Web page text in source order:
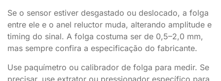
Se o sensor estiver desgastado ou deslocado, a folga
entre ele e o anel reluctor muda, alterando amplitude e
timing do sinal. A folga costuma ser de 0,5–2,0 mm,
mas sempre confira a especificação do fabricante.
Use paquímetro ou calibrador de folga para medir. Se
precisar, use extrator ou pressionador específico para